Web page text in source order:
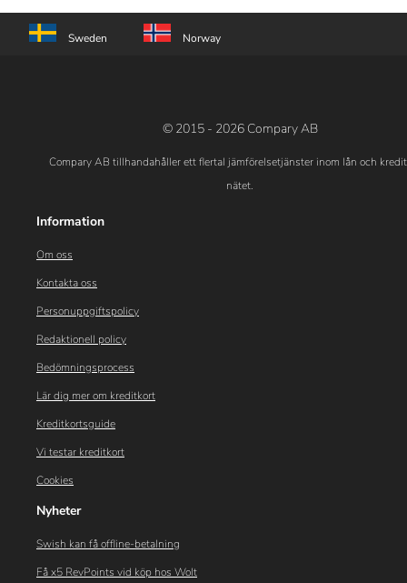
Sweden Norway
© 2015 - 2026 Compary AB
Compary AB tillhandahåller ett flertal jämförelsetjänster inom lån och
nätet.
Information
Om oss
Kontakta oss
Personuppgiftspolicy
Redaktionell policy
Bedömningsprocess
Lär dig mer om kreditkort
Kreditkortsguide
Vi testar kreditkort
Cookies
Nyheter
Swish kan få offline-betalning
Få x5 RevPoints vid köp hos Wolt